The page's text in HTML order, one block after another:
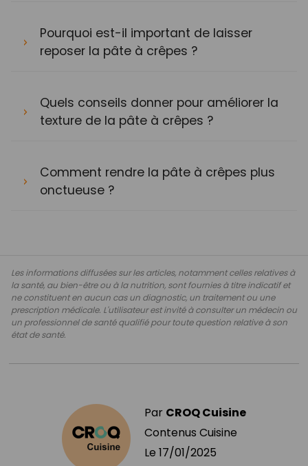
Pourquoi est-il important de laisser
reposer la pâte à crêpes ?
Quels conseils donner pour améliorer la
texture de la pâte à crêpes ?
Comment rendre la pâte à crêpes plus
onctueuse ?
Les informations diffusées sur les articles, notamment celles relatives à
la santé, au bien-être ou à la nutrition, sont fournies à titre indicatif et
ne constituent en aucun cas un diagnostic, un traitement ou une
prescription médicale. L'utilisateur est invité à consulter un médecin ou
un professionnel de santé qualifié pour toute question relative à son
état de santé.
Par CROQ Cuisine
Contenus Cuisine
Le 17/01/2025